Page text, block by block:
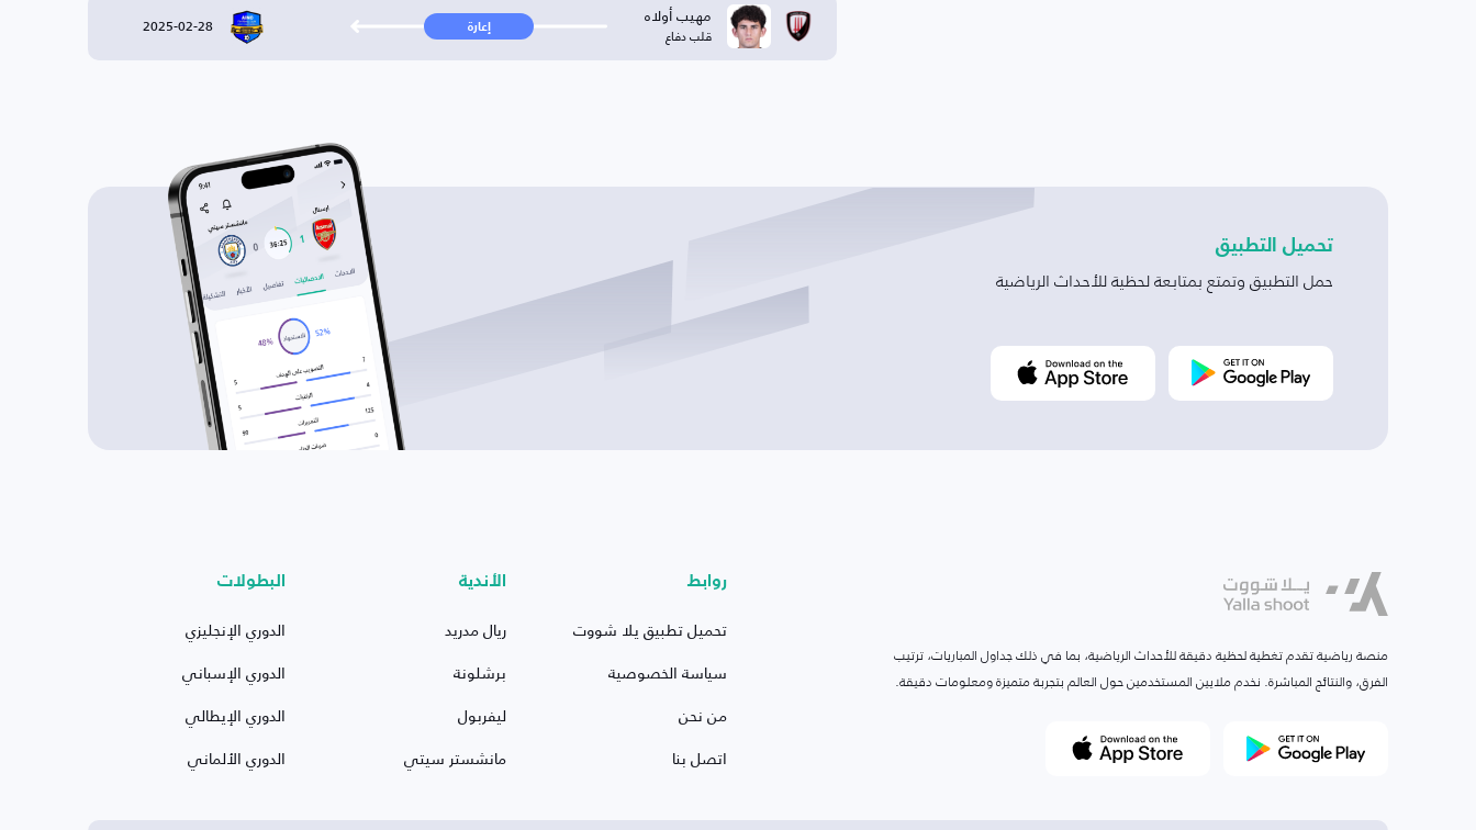
مهيب أولاه
قلب دفاع إعارة 2025-02-28
تحميل التطبيق
حمل التطبيق وتمتع بمتابعة لحظية للأحداث الرياضية
منصة رياضية تقدم تغطية لحظية دقيقة للأحداث الرياضية، بما في ذلك جداول المباريات، ترتيب
الفرق، والنتائج المباشرة. نخدم ملايين المستخدمين حول العالم بتجربة متميزة ومعلومات دقيقة.
روابط
تحميل تطبيق يلا شووت
سياسة الخصوصية
من نحن
اتصل بنا
الأندية
ريال مدريد
برشلونة
ليفربول
مانشستر سيتي
البطولات
الدوري الإنجليزي
الدوري الإسباني
الدوري الإيطالي
الدوري الألماني